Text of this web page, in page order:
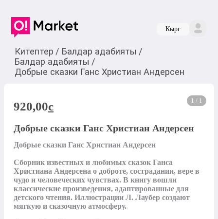
Кырг
Китептер / Балдар адабияты /
Балдар адабияты /
Добрые сказки Ганс Христиан Андерсен
1 / 1
920,00c
Добрые сказки Ганс Христиан Андерсен
Добрые сказки Ганс Христиан Андерсен
Сборник известных и любимых сказок Ганса
Христиана Андерсена о доброте, сострадании, вере в
чудо и человеческих чувствах. В книгу вошли
классические произведения, адаптированные для
детского чтения. Иллюстрации Л. Лаубер создают
мягкую и сказочную атмосферу.